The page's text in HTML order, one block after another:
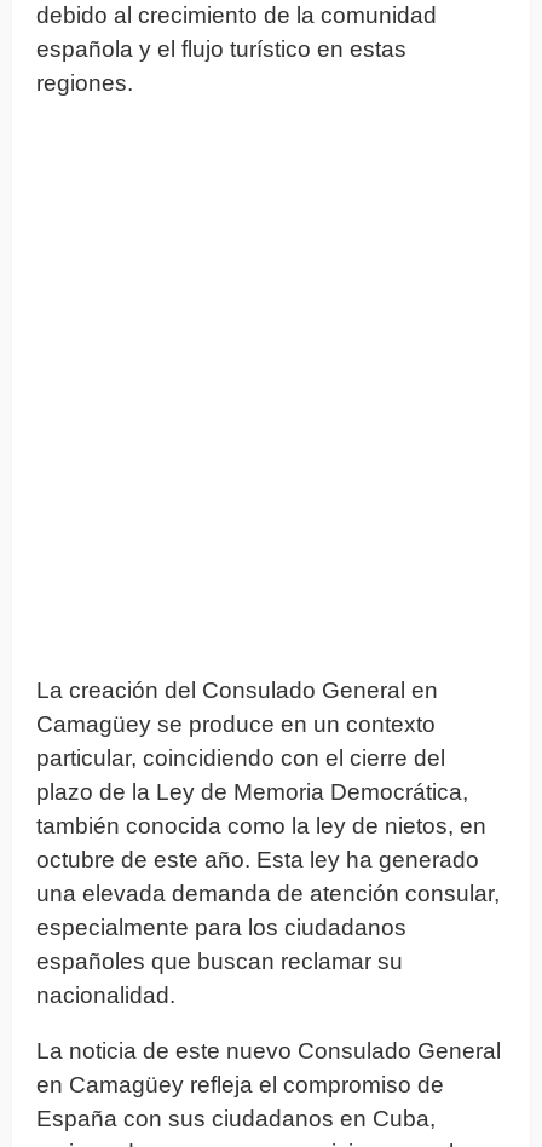
debido al crecimiento de la comunidad
española y el flujo turístico en estas
regiones.
La creación del Consulado General en
Camagüey se produce en un contexto
particular, coincidiendo con el cierre del
plazo de la Ley de Memoria Democrática,
también conocida como la ley de nietos, en
octubre de este año. Esta ley ha generado
una elevada demanda de atención consular,
especialmente para los ciudadanos
españoles que buscan reclamar su
nacionalidad.
La noticia de este nuevo Consulado General
en Camagüey refleja el compromiso de
España con sus ciudadanos en Cuba,